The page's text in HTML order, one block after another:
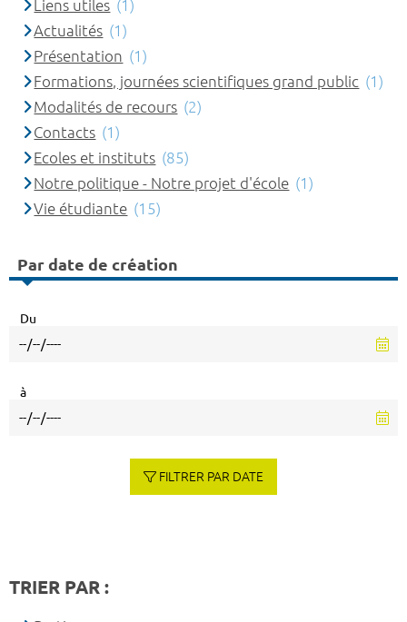
Liens utiles (1)
Actualités (1)
Présentation (1)
Formations, journées scientifiques grand public (1)
Modalités de recours (2)
Contacts (1)
Ecoles et instituts (85)
Notre politique - Notre projet d'école (1)
Vie étudiante (15)
Par date de création
Du
à
FILTRER PAR DATE
TRIER PAR :